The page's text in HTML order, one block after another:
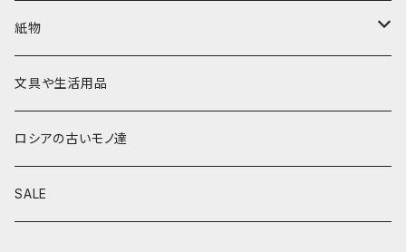
ヴィクトル・ニキーチン
その他
小物入れ・ボトルケース
置物
カラクリおもちゃ
キーホルダー他
グジェリ
切り売り布・リボン
その他
現代物
ソビエト時代モノ等
紙物
本類
お祝い封筒
カード類
文具や生活用品
ロシアの古いモノ達
SALE